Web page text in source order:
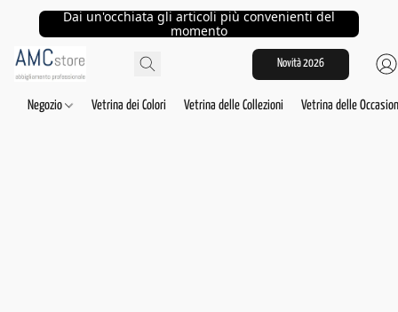
Dai un'occhiata gli articoli più convenienti del
momento
Novità 2026
Negozio Vetrina dei Colori Vetrina delle Collezioni Vetrina delle